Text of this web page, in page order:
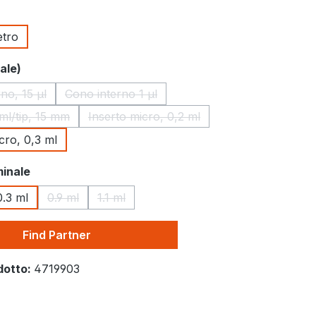
non è al momento disponibile.)
15 μl
opzione non è al momento disponibile.)
Cono interno 1 μl
(Questa opzione non è al momento
tip, 15 mm
(Questa opzione non è al momento disponibile.)
Inserto micro, 0,2 ml
(Questa opzione non è al momento
0,3 ml
non è al momento disponibile.)
ml 0.9 ml
(Questa opzione non è al momento disponibile.)
1.1 ml
(Questa opzione non è al momento
Find Partner
4719903